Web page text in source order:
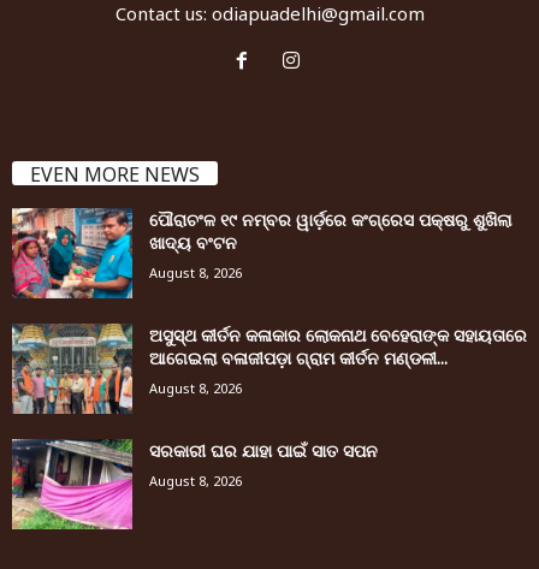
Contact us: odiapuadelhi@gmail.com
EVEN MORE NEWS
ପୌରାଚଂଳ ୧୯ ନମ୍ବର ୱାର୍ଡ଼ରେ କଂଗ୍ରେସ ପକ୍ଷରୁ ଶୁଖିଲା
ଖାଦ୍ୟ ବଂଟନ
August 8, 2026
ଅସୁସ୍ଥ କୀର୍ତନ କଳାକାର ଲୋକନାଥ ବେହେରାଙ୍କ ସହାୟତାରେ
ଆଗେଇଲା ବଳାଜୀପଡ଼ା ଗ୍ରାମ କୀର୍ତନ ମଣ୍ଡଳୀ...
August 8, 2026
ସରକାରୀ ଘର ଯାହା ପାଇଁ ସାତ ସପନ
August 8, 2026